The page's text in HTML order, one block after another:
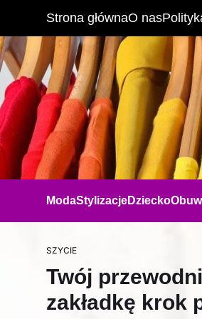
Strona głównaO nas
ModaStylizacjeDziecko
SZYCIE
Twój
zakładkę krok